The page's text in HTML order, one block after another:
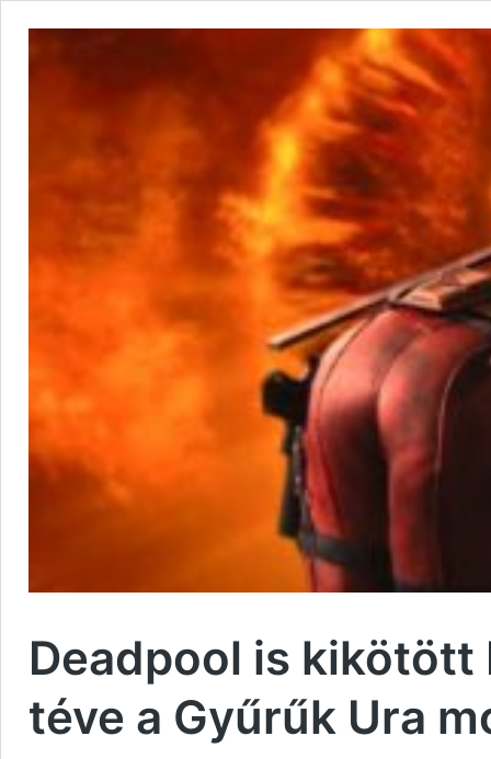
Deadpool is kikötött
téve a Gyűrűk Ura